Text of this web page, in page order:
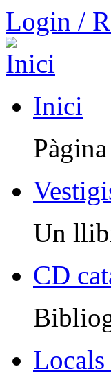
Login /
Inici
Un
CD